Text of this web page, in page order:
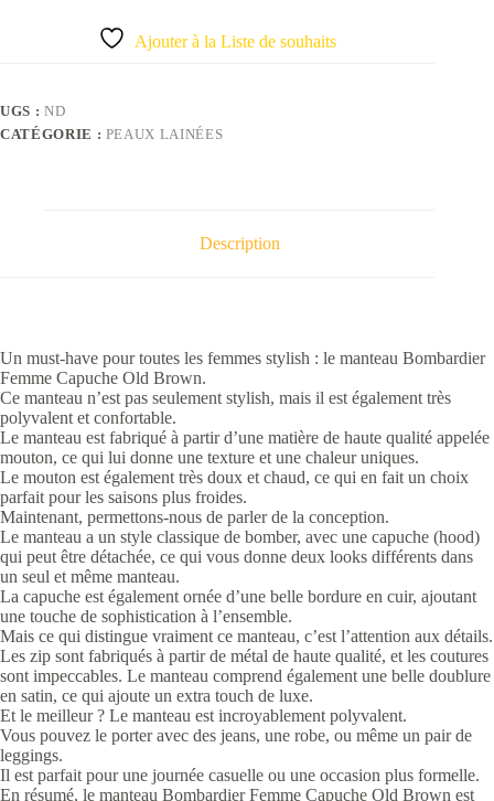
Ajouter à la Liste de souhaits
UGS : ND
CATÉGORIE : PEAUX LAINÉES
Description
Un must-have pour toutes les femmes stylish : le manteau Bombardier
Femme Capuche Old Brown.
Ce manteau n’est pas seulement stylish, mais il est également très
polyvalent et confortable.
Le manteau est fabriqué à partir d’une matière de haute qualité appelée
mouton, ce qui lui donne une texture et une chaleur uniques.
Le mouton est également très doux et chaud, ce qui en fait un choix
parfait pour les saisons plus froides.
Maintenant, permettons-nous de parler de la conception.
Le manteau a un style classique de bomber, avec une capuche (hood)
qui peut être détachée, ce qui vous donne deux looks différents dans
un seul et même manteau.
La capuche est également ornée d’une belle bordure en cuir, ajoutant
une touche de sophistication à l’ensemble.
Mais ce qui distingue vraiment ce manteau, c’est l’attention aux détails.
Les zip sont fabriqués à partir de métal de haute qualité, et les coutures
sont impeccables. Le manteau comprend également une belle doublure
en satin, ce qui ajoute un extra touch de luxe.
Et le meilleur ? Le manteau est incroyablement polyvalent.
Vous pouvez le porter avec des jeans, une robe, ou même un pair de
leggings.
Il est parfait pour une journée casuelle ou une occasion plus formelle.
En résumé, le manteau Bombardier Femme Capuche Old Brown est